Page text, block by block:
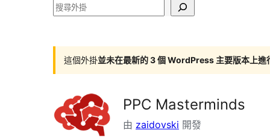
搜
這個外掛並未在最新的 3 個 WordPress 主要版本上進
PPC Masterminds
由 zaidovski 開發